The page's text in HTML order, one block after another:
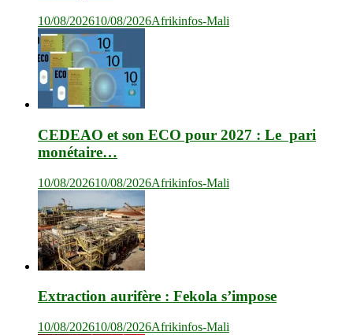
10/08/202610/08/2026Afrikinfos-Mali
CEDEAO et son ECO pour 2027 : Le pari
monétaire…
10/08/202610/08/2026Afrikinfos-Mali
Extraction aurifère : Fekola s’impose
10/08/202610/08/2026Afrikinfos-Mali